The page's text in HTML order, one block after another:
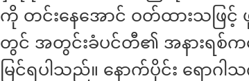
ကို တင်းနေအောင် ဝတ်ထားသဖြင့်
တွင် အတွင်းခံပင်တီ၏ အနားရစ်က
မြင်ရပါသည်။ နောက်ပိုင်း ရောဂ